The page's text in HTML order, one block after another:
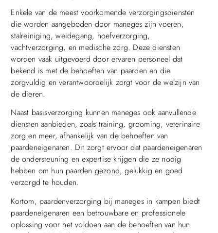
Enkele van de meest voorkomende verzorgingsdiensten
die worden aangeboden door maneges zijn voeren,
stalreiniging, weidegang, hoefverzorging,
vachtverzorging, en medische zorg. Deze diensten
worden vaak uitgevoerd door ervaren personeel dat
bekend is met de behoeften van paarden en die
zorgvuldig en verantwoordelijk zorgt voor de welzijn van
de dieren.
Naast basisverzorging kunnen maneges ook aanvullende
diensten aanbieden, zoals training, grooming, veterinaire
zorg en meer, afhankelijk van de behoeften van
paardeneigenaren. Dit zorgt ervoor dat paardeneigenaren
de ondersteuning en expertise krijgen die ze nodig
hebben om hun paarden gezond, gelukkig en goed
verzorgd te houden.
Kortom, paardenverzorging bij maneges in kampen biedt
paardeneigenaren een betrouwbare en professionele
oplossing voor het voldoen aan de behoeften van hun